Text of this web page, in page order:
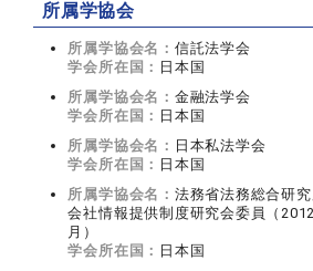
所属学協会
所属学協会名： 信託法学会
学会所在国： 日本国
所属学協会名： 金融法学会
学会所在国： 日本国
所属学協会名： 日本私法学会
学会所在国： 日本国
所属学協会名： 法務省法務総合研
会社情報提供制度研究会委員（
月）
学会所在国： 日本国